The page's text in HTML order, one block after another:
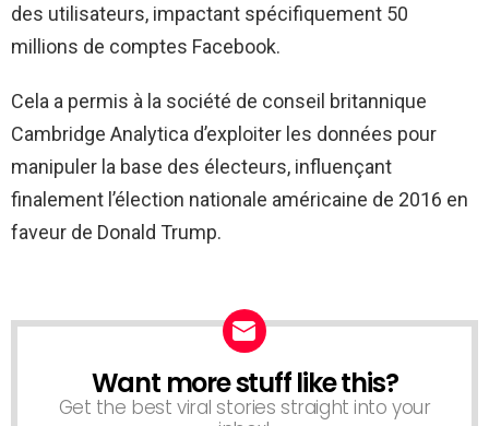
des utilisateurs, impactant spécifiquement 50
millions de comptes Facebook.
Cela a permis à la société de conseil britannique
Cambridge Analytica d’exploiter les données pour
manipuler la base des électeurs, influençant
finalement l’élection nationale américaine de 2016 en
faveur de Donald Trump.
NEWSLETTER
Want more stuff like this?
Get the best viral stories straight into your